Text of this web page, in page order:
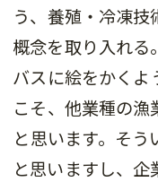
う、養殖・冷凍技
概念を取り入れる
バスに絵をかくよ
こそ、他業種の
と思います。そ
と思いますし、